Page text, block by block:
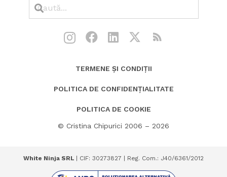
TERMENE ȘI CONDIȚII
POLITICA DE CONFIDENȚIALITATE
POLITICA DE COOKIE
© Cristina Chipurici 2006 – 2026
White Ninja SRL | CIF: 30273827 | Reg. Com.: J40/6361/2012